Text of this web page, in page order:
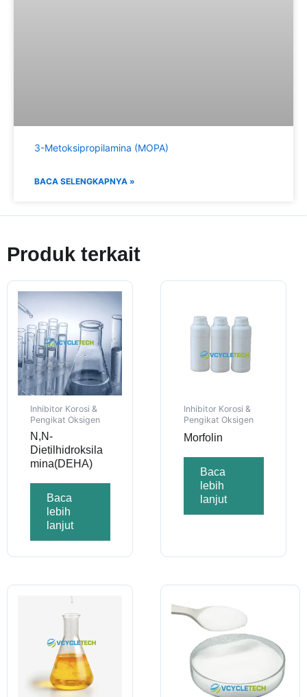
3-Metoksipropilamina (MOPA)
BACA SELENGKAPNYA »
Produk terkait
Inhibitor Korosi &
Pengikat Oksigen
N,N-
Dietilhidroksila
mina(DEHA)
Baca
lebih
lanjut
Inhibitor Korosi &
Pengikat Oksigen
Morfolin
Baca
lebih
lanjut